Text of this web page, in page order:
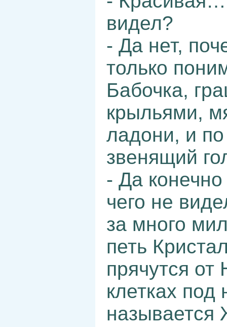
видел?
- Да нет,
только
Бабочка,
крыльями,
ладони, и
звенящий
- Да
чего не
за много
петь
прячутся
клетках